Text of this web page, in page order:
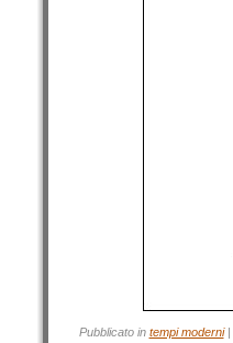
Pubblicato in tempi moderni|